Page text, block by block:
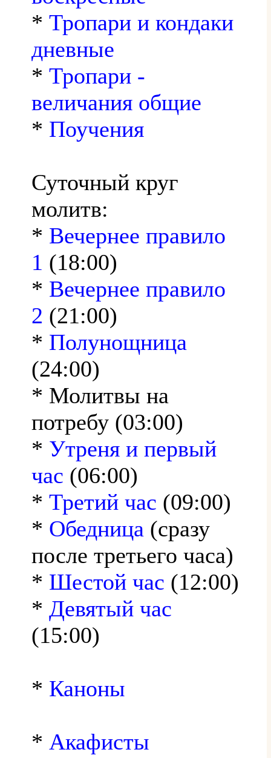
* Тропари и кондаки
дневные
* Тропари -
величания общие
* Поучения
Суточный круг
молитв:
* Вечернее правило
1 (18:00)
* Вечернее правило
2 (21:00)
* Полунощница
(24:00)
* Молитвы на
потребу (03:00)
* Утреня и первый
час (06:00)
* Третий час (09:00)
* Обедница (сразу
после третьего часа)
* Шестой час (12:00)
* Девятый час
(15:00)
* Каноны
* Акафисты